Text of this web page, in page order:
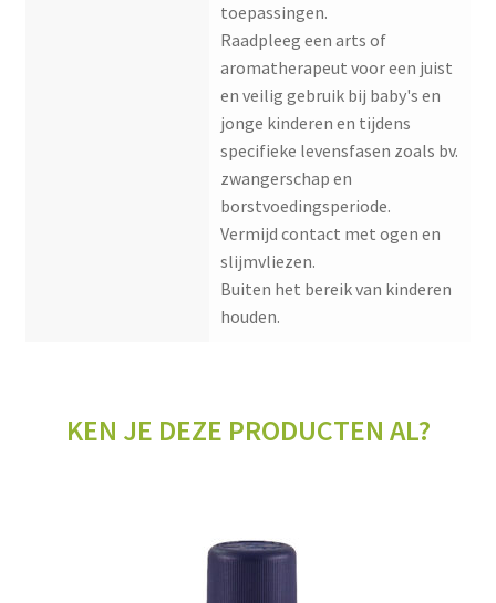
toepassingen.
Raadpleeg een arts of
aromatherapeut voor een juist
en veilig gebruik bij baby's en
jonge kinderen en tijdens
specifieke levensfasen zoals bv.
zwangerschap en
borstvoedingsperiode.
Vermijd contact met ogen en
slijmvliezen.
Buiten het bereik van kinderen
houden.
KEN JE DEZE PRODUCTEN AL?